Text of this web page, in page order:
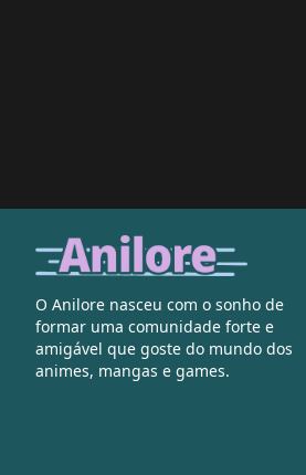
O Anilore nasceu com o sonho de
formar uma comunidade forte e
amigável que goste do mundo dos
animes, mangas e games.